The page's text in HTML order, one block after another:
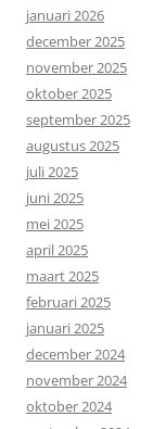
januari 2026
december 2025
november 2025
oktober 2025
september 2025
augustus 2025
juli 2025
juni 2025
mei 2025
april 2025
maart 2025
februari 2025
januari 2025
december 2024
november 2024
oktober 2024